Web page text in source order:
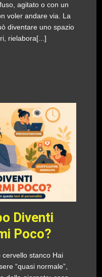
agitato o con un
voler andare via. La
diventare uno spazio
rielabora[...]
Diventi
Poco?
stanco Hai
“quasi normale”,